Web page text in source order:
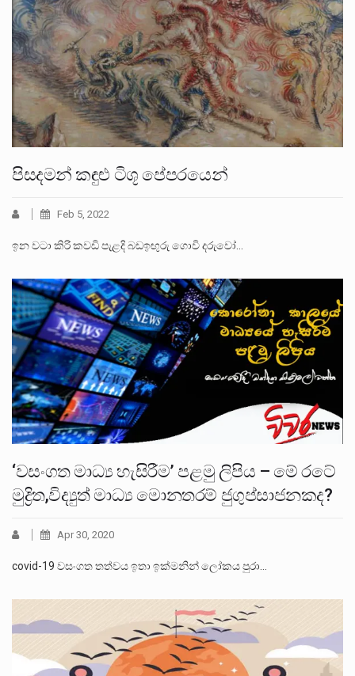
පිසදමන් කඳුළු ටිශූ පේපරයෙන්
Feb 5, 2022
ඉන වටා කිරි කවඩි පැළදි බඩඉඟුරු ගොවි දරුවෝ…
‘වසංගත මාධ්‍ය හැසිරීම’ පළමු ලිපිය – මේ රටේ
මුද්‍රිත,විද්‍යුත් මාධ්‍ය මොනතරම් ජුගුප්සාජනකද?
Apr 30, 2020
covid-19 වසංගත තත්වය ඉතා ඉක්මනින් ලෝකය පුරා…